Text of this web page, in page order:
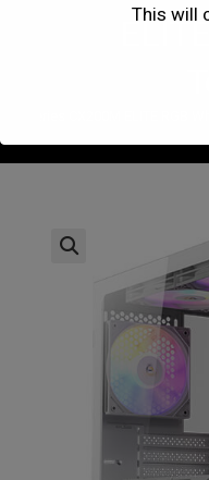
This will